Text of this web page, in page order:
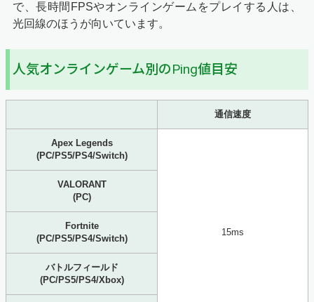
で、長時間FPSやオンラインゲームをプレイする人は、
光回線のほうが向いています。
人気オンラインゲーム別のPing値目安
通信速度
Apex Legends
(PC/PS5/PS4/Switch)
15ms
VALORANT
(PC)
Fortnite
(PC/PS5/PS4/Switch)
バトルフィールド
(PC/PS5/PS4/Xbox)